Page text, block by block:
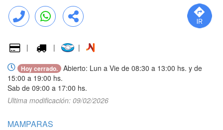
Llamar WhatsApp Compartir
| | |
Hoy cerrado.
Abierto: Lun a Vie de 08:30 a 13:00 hs. y de
15:00 a 19:00 hs.
Sab de 09:00 a 17:00 hs.
Ultima modificación: 09/02/2026
MAMPARAS